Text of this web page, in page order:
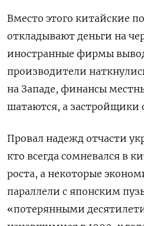
Вместо этого китайские
откладывают деньги на
иностранные фирмы
производители
на Западе, финансы
шатаются, а застройщики
Провал надежд отчасти
кто всегда сомневался в
роста, а некоторые
параллели с японским
«потерянными